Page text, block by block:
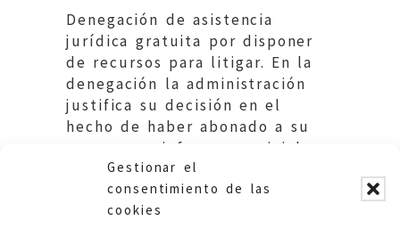
Gestionar el
consentimiento de las
cookies
Denegación de asistencia
jurídica gratuita por disponer
de recursos para litigar. En la
denegación la administración
justifica su decisión en el
hecho de haber abonado a su
cargo unos informes periciales
y una asistencia letrada.